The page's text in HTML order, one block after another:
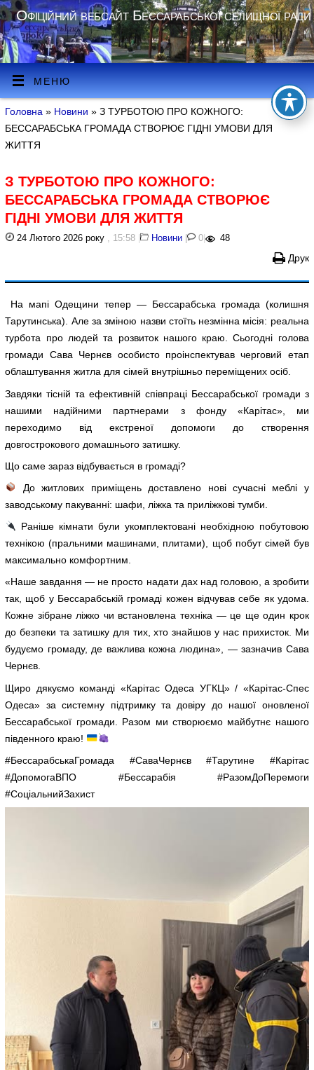
Офіційний вебсайт Бессарабської селищної ради
МЕНЮ
Головна » Новини » З ТУРБОТОЮ ПРО КОЖНОГО:
БЕССАРАБСЬКА ГРОМАДА СТВОРЮЄ ГІДНІ УМОВИ ДЛЯ
ЖИТТЯ
З ТУРБОТОЮ ПРО КОЖНОГО:
БЕССАРАБСЬКА ГРОМАДА СТВОРЮЄ
ГІДНІ УМОВИ ДЛЯ ЖИТТЯ
24 Лютого 2026 року , 15:58 | Новини | 0 | 48
Друк
На мапі Одещини тепер — Бессарабська громада (колишня
Тарутинська). Але за зміною назви стоїть незмінна місія: реальна
турбота про людей та розвиток нашого краю. Сьогодні голова
громади Сава Чернєв особисто проінспектував черговий етап
облаштування житла для сімей внутрішньо переміщених осіб.
Завдяки тісній та ефективній співпраці Бессарабської громади з
нашими надійними партнерами з фонду «Карітас», ми
переходимо від екстреної допомоги до створення
довгострокового домашнього затишку.
Що саме зараз відбувається в громаді?
До житлових приміщень доставлено нові сучасні меблі у
заводському пакуванні: шафи, ліжка та приліжкові тумби.
Раніше кімнати були укомплектовані необхідною побутовою
технікою (пральними машинами, плитами), щоб побут сімей був
максимально комфортним.
«Наше завдання — не просто надати дах над головою, а зробити
так, щоб у Бессарабській громаді кожен відчував себе як удома.
Кожне зібране ліжко чи встановлена техніка — це ще один крок
до безпеки та затишку для тих, хто знайшов у нас прихисток. Ми
будуємо громаду, де важлива кожна людина», — зазначив Сава
Чернєв.
Щиро дякуємо команді «Карітас Одеса УГКЦ» / «Карітас-Спес
Одеса» за системну підтримку та довіру до нашої оновленої
Бессарабської громади. Разом ми створюємо майбутнє нашого
південного краю!
#БессарабськаГромада #СаваЧернєв #Тарутине #Карітас
#ДопомогаВПО #Бессарабія #РазомДоПеремоги
#СоціальнийЗахист